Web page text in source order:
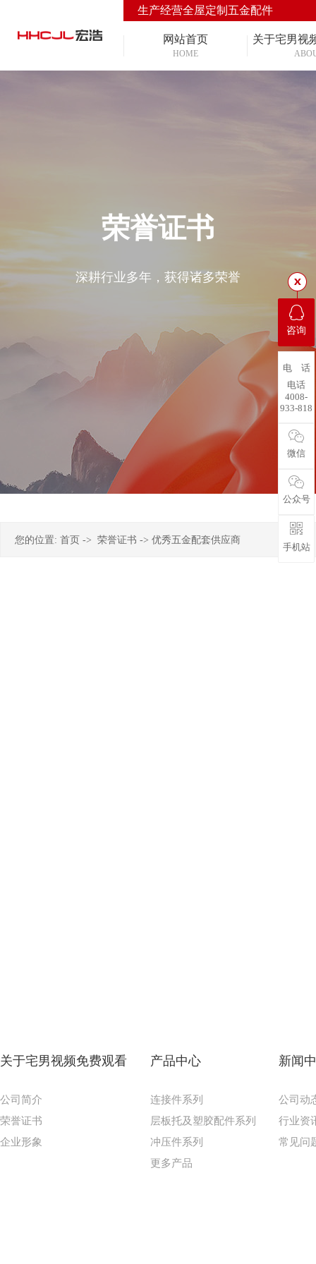
生产经营全屋定制五金配件
网站首页
HOME
关于宅男视
荣誉证书
深耕行业多年，获得诸多荣誉
您的位置: 首页 -> 荣誉证书 -> 优秀五金配套供应商
关于宅男视频免费观看
公司简介
荣誉证书
企业形象
产品中心
连接件系列
层板托及塑胶配件系列
冲压件系列
更多产品
新闻
公司动
行业资
常见问
咨询
电 话
电话
4008-
933-818
微信
公众号
手机站